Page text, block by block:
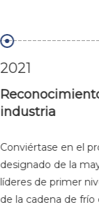
2021
industria
Conviértase en el
designado de la
líderes de primer
de la cadena de frío